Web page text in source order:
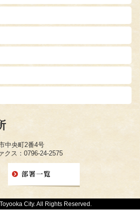
中央町2番4号
ス：0796-24-2575
City. All Rights Reserved.